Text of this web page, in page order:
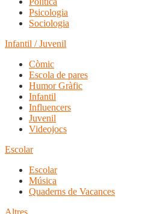
Psicologia
Sociologia
Infantil / Juvenil
Còmic
Escola de pares
Humor Gràfic
Infantil
Influencers
Juvenil
Videojocs
Escolar
Escolar
Música
Quaderns de Vacances
Altres